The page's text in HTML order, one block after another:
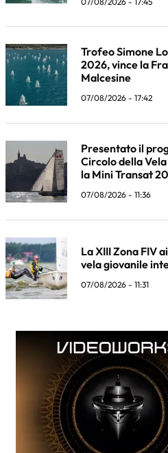
Trofeo Simone
2026, vince la
Malcesine
07/08/2026 - 17:42
Presentato il
Circolo della
la Mini Transat
07/08/2026 - 11:36
La XIII Zona FIV
vela giovanile
07/08/2026 - 11:31